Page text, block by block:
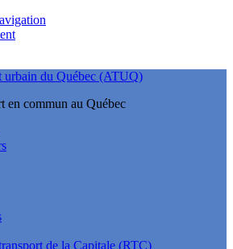
urbain du Québec (ATUQ)
en commun au Québec
de la Capitale (RTC)